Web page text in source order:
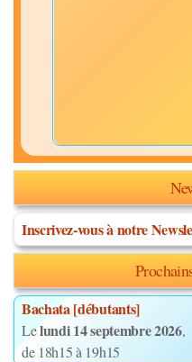
Inscrivez-vous à notre
Bachata [débutants]
Lelundi 14 septembre 2026,
de 18h15 à 19h15